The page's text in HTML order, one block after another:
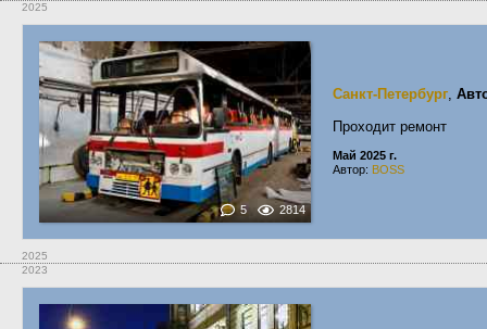
2025
5 2814
Санкт-Петербург,
Проходит ремонт
Май 2025 г.
Автор: BOSS
2025
2023